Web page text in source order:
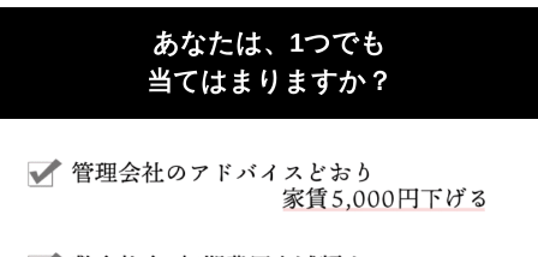
あなたは、1つでも
当てはまりますか？